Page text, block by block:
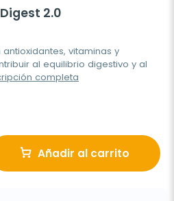
2.0
vitaminas y
al equilibrio digestivo y al
completa
Añadir al carrito